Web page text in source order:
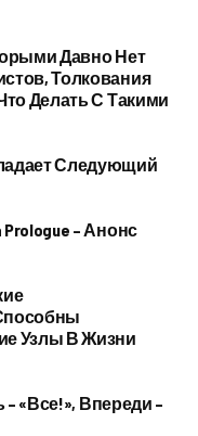
Давно Нет
Толкования
Делать С Такими
Следующий
– Анонс
Узлы В Жизни
«все!», Впереди –